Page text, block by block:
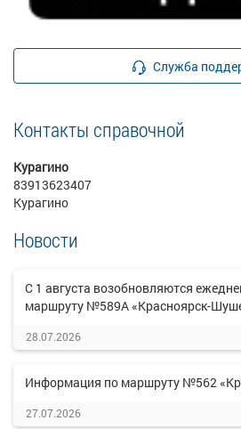
Служба
Контакты справочной
Курагино
83913623407
Курагино
Новости
С 1 августа возобновляются
маршруту №589А «Красноярск-
28.07.2026
Информация по маршруту №562
27.07.2026